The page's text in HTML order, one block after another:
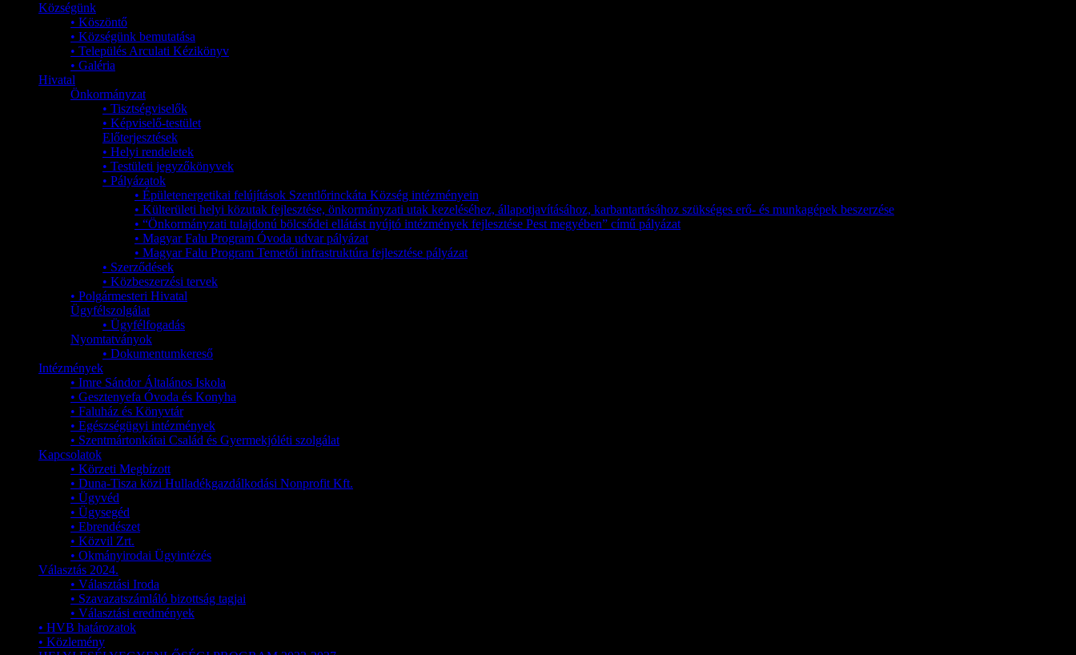
Községünk
• Köszöntő
• Községünk bemutatása
• Település Arculati Kézikönyv
• Galéria
Hivatal
Önkormányzat
• Tisztségviselők
• Képviselő-testület
Előterjesztések
• Helyi rendeletek
• Testületi jegyzőkönyvek
• Pályázatok
• Épületenergetikai felújítások Szentlőrinckáta Község intézményein
• Külterületi helyi közutak fejlesztése, önkormányzati utak kezeléséhez, állapotjavításához, karbantartásához szükséges erő- és munkagépek beszerzése
• “Önkormányzati tulajdonú bölcsődei ellátást nyújtó intézmények fejlesztése Pest megyében” című pályázat
• Magyar Falu Program Óvoda udvar pályázat
• Magyar Falu Program Temetői infrastruktúra fejlesztése pályázat
• Szerződések
• Közbeszerzési tervek
• Polgármesteri Hivatal
Ügyfélszolgálat
• Ügyfélfogadás
Nyomtatványok
• Dokumentumkereső
Intézmények
• Imre Sándor Általános Iskola
• Gesztenyefa Óvoda és Konyha
• Faluház és Könyvtár
• Egészségügyi intézmények
• Szentmártonkátai Család és Gyermekjóléti szolgálat
Kapcsolatok
• Körzeti Megbízott
• Duna-Tisza közi Hulladékgazdálkodási Nonprofit Kft.
• Ügyvéd
• Ügysegéd
• Ebrendészet
• Közvil Zrt.
• Okmányirodai Ügyintézés
Választás 2024.
• Választási Iroda
• Szavazatszámláló bizottság tagjai
• Választási eredmények
• HVB határozatok
• Közlemény